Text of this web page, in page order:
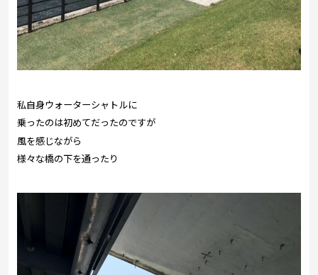
私自身ウォーターシャトルに
乗ったのは初めてだったのですが
風を感じながら
様々な橋の下を通ったり